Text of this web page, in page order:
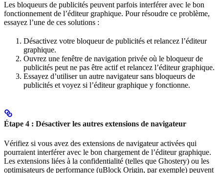
Les bloqueurs de publicités peuvent parfois interférer avec le bon
fonctionnement de l’éditeur graphique. Pour résoudre ce problème,
essayez l’une de ces solutions :
Désactivez votre bloqueur de publicités et relancez l’éditeur
graphique.
Ouvrez une fenêtre de navigation privée où le bloqueur de
publicités peut ne pas être actif et relancez l’éditeur graphique.
Essayez d’utiliser un autre navigateur sans bloqueurs de
publicités et voyez si l’éditeur graphique y fonctionne.
Étape 4 : Désactiver les autres extensions de navigateur
Vérifiez si vous avez des extensions de navigateur activées qui
pourraient interférer avec le bon chargement de l’éditeur graphique.
Les extensions liées à la confidentialité (telles que Ghostery) ou les
optimisateurs de performance (uBlock Origin, par exemple) peuvent